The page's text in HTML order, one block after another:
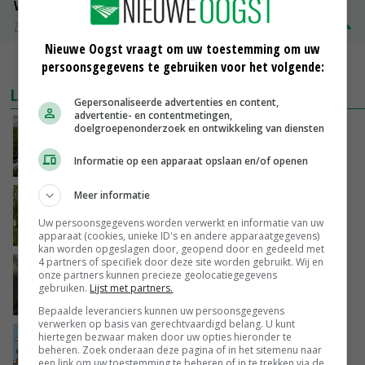
Volle melkpoeder
Zuivel NL
€ 345,00
MEER MARKTPRIJZEN
LAATSTE NIEUWS
‘Iedere keer wil je het beter doen’
VANDAAG, 10:03
Hoeve Schaffersberg: basis voor vindingrijke
VANDAAG, 06:05
‘Samenwerking A-ware en Amalthea gaat
zorgen voor meer balans’
Internationale vraag naar geitenzuivel blijft
groot: Nederland in Europese top
Nieuwe Oogst vraagt om uw toestemming om uw
persoonsgegevens te gebruiken voor het volgende:
Gepersonaliseerde advertenties en content,
advertentie- en contentmetingen,
doelgroepenonderzoek en ontwikkeling van diensten
Informatie op een apparaat opslaan en/of openen
Meer informatie
Uw persoonsgegevens worden verwerkt en informatie van uw
apparaat (cookies, unieke ID's en andere apparaatgegevens)
kan worden opgeslagen door, geopend door en gedeeld met
4 partners of specifiek door deze site worden gebruikt. Wij en
onze partners kunnen precieze geolocatiegegevens
gebruiken. Lijst met partners.
Bepaalde leveranciers kunnen uw persoonsgegevens
verwerken op basis van gerechtvaardigd belang. U kunt
hiertegen bezwaar maken door uw opties hieronder te
beheren. Zoek onderaan deze pagina of in het sitemenu naar